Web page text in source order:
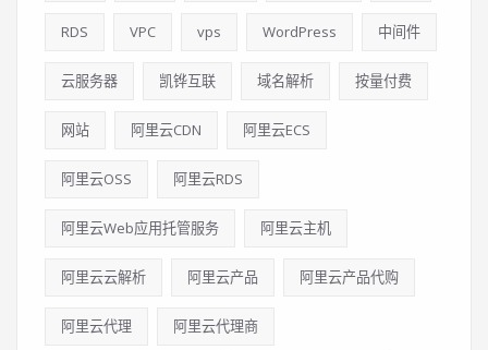
RDS VPC vps WordPress 中间件
云服务器 凯铧互联 域名解析 按量付费
网站 阿里云CDN 阿里云ECS
阿里云OSS 阿里云RDS
阿里云Web应用托管服务 阿里云主机
阿里云云解析 阿里云产品 阿里云产品代购
阿里云代理 阿里云代理商